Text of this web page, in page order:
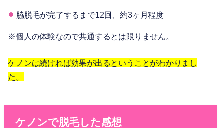
脇脱毛が完了するまで12回、約3ヶ月程度
※個人の体験なので共通するとは限りません。
ケノンは続ければ効果が出るということがわかりまし
た。
ケノンで脱毛した感想